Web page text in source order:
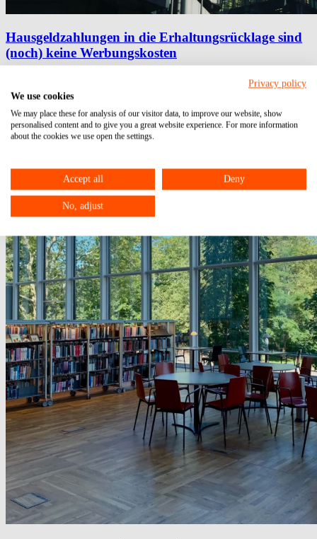
Hausgeldzahlungen in die Erhaltungsrücklage sind
(noch) keine Werbungskosten
Hausgeldzahlungen
Privacy policy
We use cookies
We may place these for analysis of our visitor data, to improve our website, show
personalised content and to give you a great website experience. For more information
about the cookies we use open the settings.
Accept all Deny
No, adjust